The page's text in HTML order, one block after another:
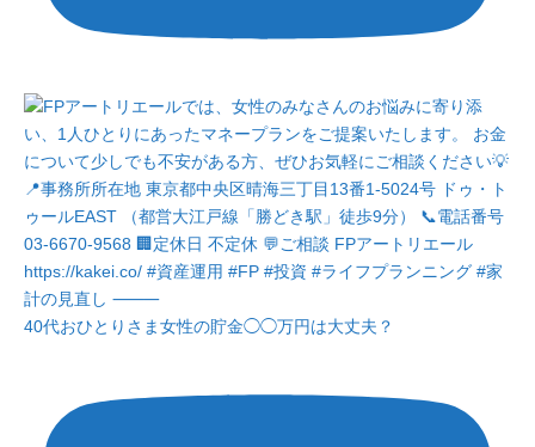
40代おひとりさま女性の貯金◯◯万円は大丈夫？